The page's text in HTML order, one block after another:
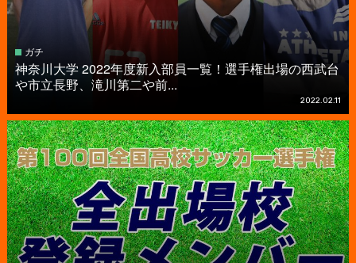
ガチ
神奈川大学 2022年度新入部員一覧！選手権出場の西武台
や市立長野、滝川第二や前...
2022.02.11